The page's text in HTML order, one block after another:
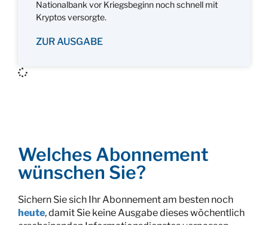
Nationalbank vor Kriegsbeginn noch schnell mit
Kryptos versorgte.
ZUR AUSGABE
Welches Abonnement
wünschen Sie?
Sichern Sie sich Ihr Abonnement am besten noch
heute, damit Sie keine Ausgabe dieses wöchentlich